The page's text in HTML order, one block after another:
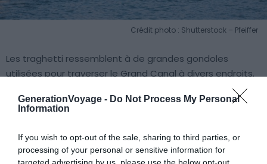
GenerationVoyage - Do Not Process My Personal
Information
If you wish to opt-out of the sale, sharing to third parties, or
processing of your personal or sensitive information for
Crédit photo : Shutterstock – Pfeiffer
Les traghetti ressemblent à de grandes gondoles
utilisées pour traverser le Grand Canal à divers endroits.
gondoliers sont deux, ne chantent pas et ne portent pas
nombre maximum de 14) ne s’assoient pas le temps de
la traversée.